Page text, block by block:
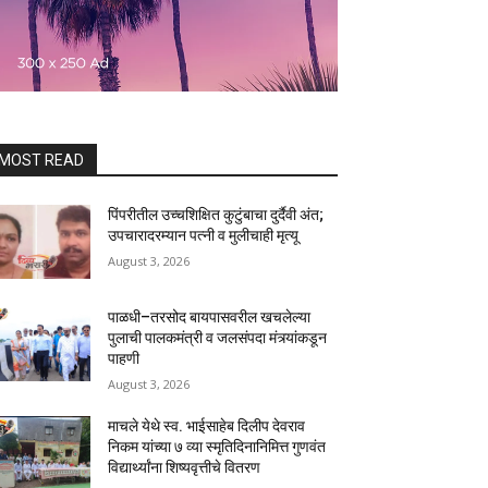
READ
पिंपरीतील उच्चशिक्षित कुटुंबाचा दुर्दैवी अंत;
उपचारादरम्यान पत्नी व मुलीचाही मृत्यू
August 3, 2026
पाळधी–तरसोद बायपासवरील खचलेल्या
पुलाची पालकमंत्री व जलसंपदा मंत्र्यांकडून
पाहणी
August 3, 2026
माचले येथे स्व. भाईसाहेब दिलीप देवराव
निकम यांच्या ७ व्या स्मृतिदिनानिमित्त गुणवंत
विद्यार्थ्यांना शिष्यवृत्तीचे वितरण